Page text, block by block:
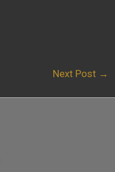
Next Post →